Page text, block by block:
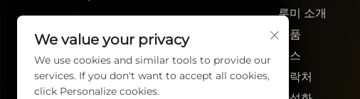
루미 소개
제품
뉴스
연락처
We value your privacy
We use cookies and similar tools to provide our
services. If you don't want to accept all cookies,
click Personalize cookies.